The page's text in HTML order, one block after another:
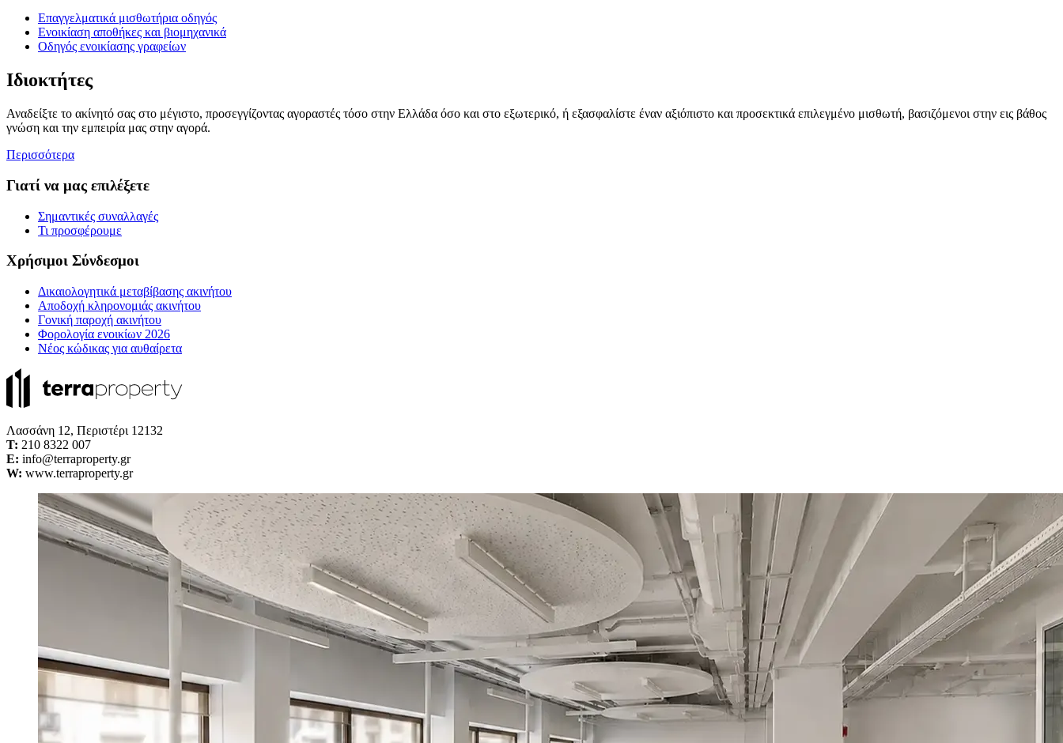
Επαγγελματικά μισθωτήρια οδηγός
Ενοικίαση αποθήκες και βιομηχανικά
Οδηγός ενοικίασης γραφείων
Ιδιοκτήτες
Αναδείξτε το ακίνητό σας στο μέγιστο, προσεγγίζοντας αγοραστές τόσο στην Ελλάδα όσο και στο εξωτερικό, ή εξασφαλίστε έναν αξιόπιστο και προσεκτικά επιλεγμένο μισθωτή, βασιζόμενοι στην εις βάθος
γνώση και την εμπειρία μας στην αγορά.
Περισσότερα
Γιατί να μας επιλέξετε
Σημαντικές συναλλαγές
Τι προσφέρουμε
Χρήσιμοι Σύνδεσμοι
Δικαιολογητικά μεταβίβασης ακινήτου
Αποδοχή κληρονομιάς ακινήτου
Γονική παροχή ακινήτου
Φορολογία ενοικίων 2026
Νέος κώδικας για αυθαίρετα
Λασσάνη 12, Περιστέρι 12132
Τ: 210 8322 007
E: info@terraproperty.gr
W: www.terraproperty.gr